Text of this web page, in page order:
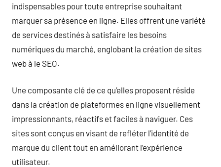
indispensables pour toute entreprise souhaitant
marquer sa présence en ligne. Elles offrent une variété
de services destinés à satisfaire les besoins
numériques du marché, englobant la création de sites
web à le SEO.
Une composante clé de ce qu’elles proposent réside
dans la création de plateformes en ligne visuellement
impressionnants, réactifs et faciles à naviguer. Ces
sites sont conçus en visant de refléter l’identité de
marque du client tout en améliorant l’expérience
utilisateur.